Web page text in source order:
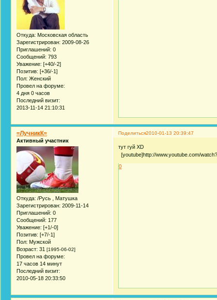
Откуда: Московская область
Зарегистрирован: 2009-08-26
Приглашений: 0
Сообщений: 793
Уважение: [+40/-2]
Позитив: [+36/-1]
Пол: Женский
Провел на форуме:
4 дня 0 часов
Последний визит:
2013-11-14 21:10:31
Поделиться2010-01-13 20:39:47
=ЛучникК=
Активный участник
Откуда: /Русь , Матушка
Зарегистрирован: 2009-11-14
Приглашений: 0
Сообщений: 177
Уважение: [+1/-0]
Позитив: [+7/-1]
Пол: Мужской
Возраст: 31 [1995-06-02]
Провел на форуме:
17 часов 14 минут
Последний визит:
2010-05-18 20:33:50
тут гуй XD
[youtube]http://www.youtube.com/
0